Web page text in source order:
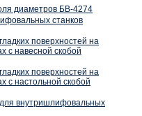
диаметров БВ-4274
станков
поверхностей на
с навесной скобой
поверхностей на
с настольной скобой
внутришлифовальных